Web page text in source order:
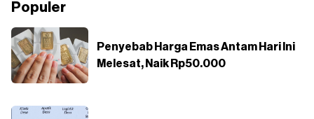
Populer
Penyebab Harga Emas Antam Hari Ini
Melesat, Naik Rp50.000